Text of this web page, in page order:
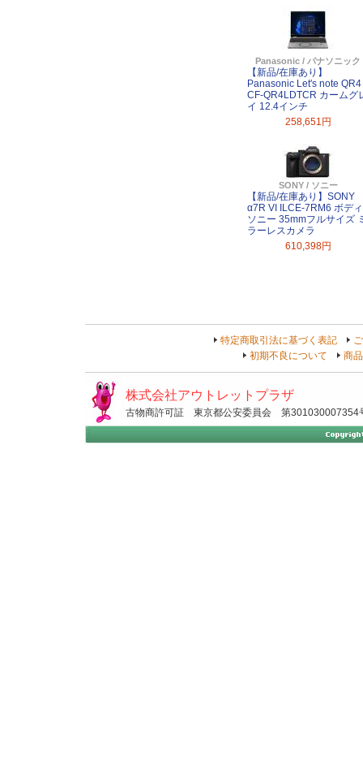
Panasonic / パナソニック
【新品/在庫あり】
Panasonic Let's note QR4
CF-QR4LDTCR カームグ
イ 12.4インチ
258,651円
SONY / ソニー
【新品/在庫あり】SONY
α7R VI ILCE-7RM6 ボディ
ソニー 35mmフルサイズ
ラーレスカメラ
610,398円
特定商取引法に基づく表記
初期不良について
商
株式会社アウトレットプラザ
古物商許可証 東京都公安委員会 第301030007354